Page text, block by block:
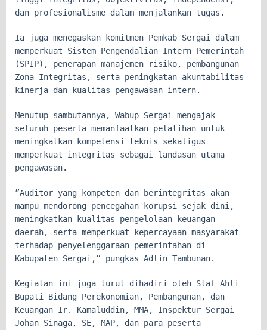
dan profesionalisme dalam menjalankan tugas.
Ia juga menegaskan komitmen Pemkab Sergai dalam
memperkuat Sistem Pengendalian Intern Pemerintah
(SPIP), penerapan manajemen risiko, pembangunan
Zona Integritas, serta peningkatan akuntabilitas
kinerja dan kualitas pengawasan intern.
Menutup sambutannya, Wabup Sergai mengajak
seluruh peserta memanfaatkan pelatihan untuk
meningkatkan kompetensi teknis sekaligus
memperkuat integritas sebagai landasan utama
pengawasan.
”Auditor yang kompeten dan berintegritas akan
mampu mendorong pencegahan korupsi sejak dini,
meningkatkan kualitas pengelolaan keuangan
daerah, serta memperkuat kepercayaan masyarakat
terhadap penyelenggaraan pemerintahan di
Kabupaten Sergai,” pungkas Adlin Tambunan.
Kegiatan ini juga turut dihadiri oleh Staf Ahli
Bupati Bidang Perekonomian, Pembangunan, dan
Keuangan Ir. Kamaluddin, MMA, Inspektur Sergai
Johan Sinaga, SE, MAP, dan para peserta